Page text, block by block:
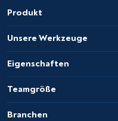
Produkt
Unsere Werkzeuge
Eigenschaften
Teamgröße
Branchen